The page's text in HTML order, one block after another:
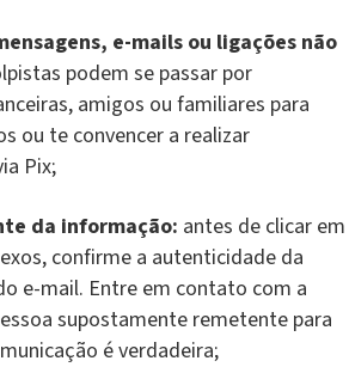
e-mails ou ligações não
podem se passar por
amigos ou familiares para
ou te convencer a realizar
Pix;
da informação: antes de clicar em
confirme a autenticidade da
e-mail. Entre em contato com a
supostamente remetente para
é verdadeira;